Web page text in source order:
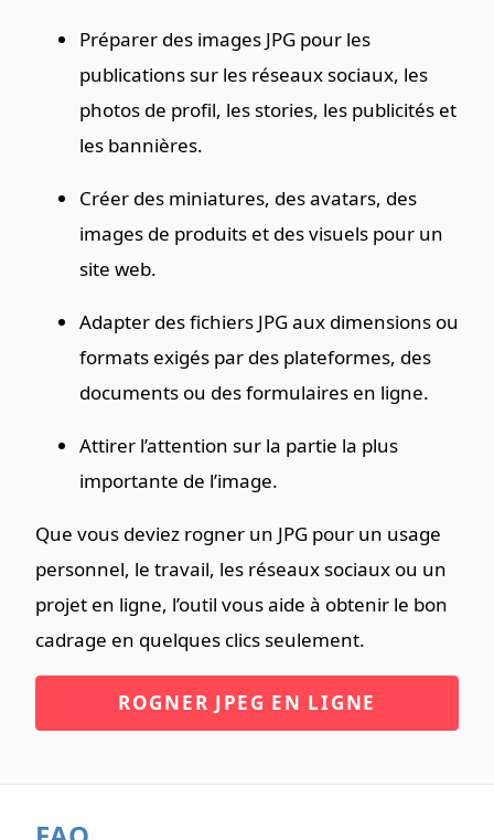
Préparer des images JPG pour les
publications sur les réseaux sociaux, les
photos de profil, les stories, les publicités et
les bannières.
Créer des miniatures, des avatars, des
images de produits et des visuels pour un
site web.
Adapter des fichiers JPG aux dimensions ou
formats exigés par des plateformes, des
documents ou des formulaires en ligne.
Attirer l’attention sur la partie la plus
importante de l’image.
Que vous deviez rogner un JPG pour un usage
personnel, le travail, les réseaux sociaux ou un
projet en ligne, l’outil vous aide à obtenir le bon
cadrage en quelques clics seulement.
ROGNER JPEG EN LIGNE